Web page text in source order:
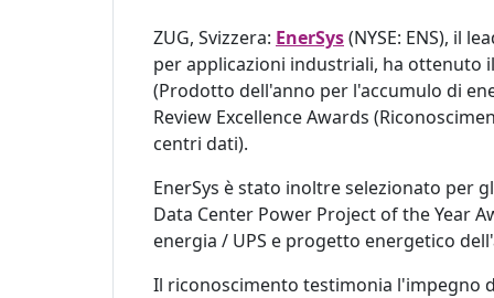
ZUG, Svizzera: EnerSys(NYSE: ENS), il
per applicazioni industriali, ha ottenuto
(Prodotto dell'anno per l'accumulo di
Review Excellence Awards
centri dati).
EnerSys è stato inoltre selezionato per
Data Center Power Project of the Year
energia / UPS e progetto energetico
Il riconoscimento testimonia l'impegno